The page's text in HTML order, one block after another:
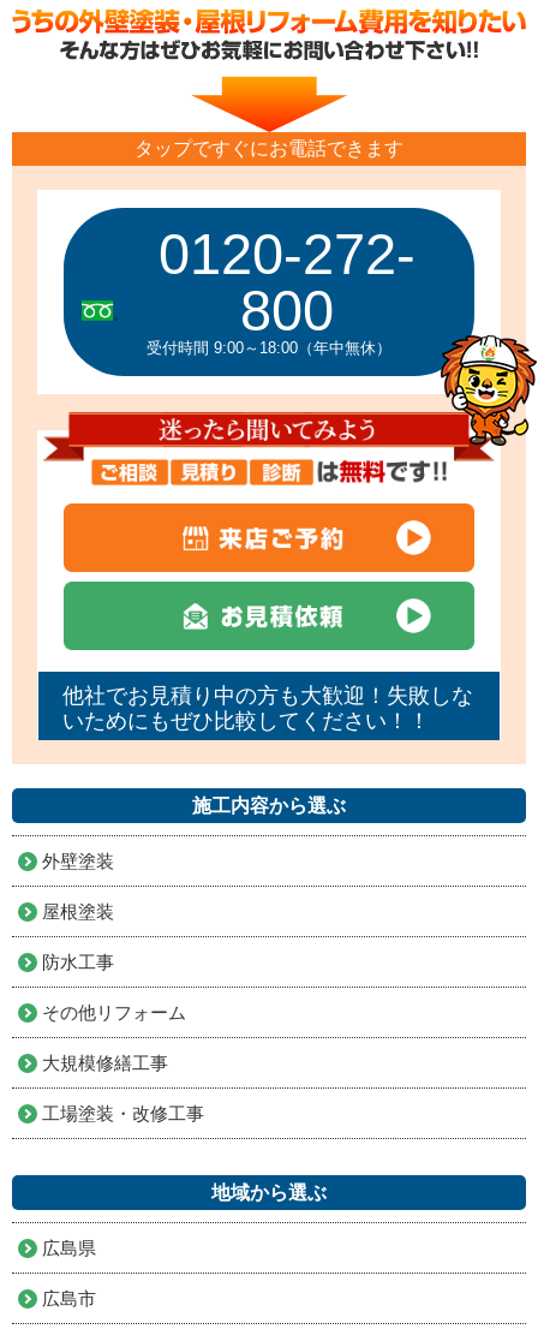
タップですぐにお電話できます
0120-272-
800
受付時間 9:00～18:00（年中無休）
他社でお見積り中の方も大歓迎！失敗しな
いためにもぜひ比較してください！！
施工内容から選ぶ
外壁塗装
屋根塗装
防水工事
その他リフォーム
大規模修繕工事
工場塗装・改修工事
地域から選ぶ
広島県
広島市